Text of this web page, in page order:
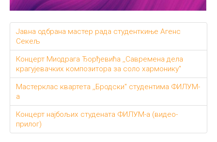
Јавна одбрана мастер рада студенткиње Агенс
Секељ
Концерт Миодрага Ђорђевића ,,Савремена дела
крагујевачких композитора за соло хармонику"
Мастерклас квартета ,,Бродски" студентима ФИЛУМ-
а
Концерт најбољих студената ФИЛУМ-а (видео-
прилог)